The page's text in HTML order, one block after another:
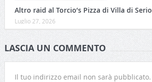
Altro raid al Torcio’s Pizza di Villa di Serio
Luglio 27, 2026
LASCIA UN COMMENTO
Il tuo indirizzo email non sarà pubblicato.